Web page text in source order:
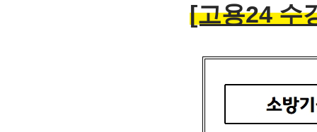
[고용24수